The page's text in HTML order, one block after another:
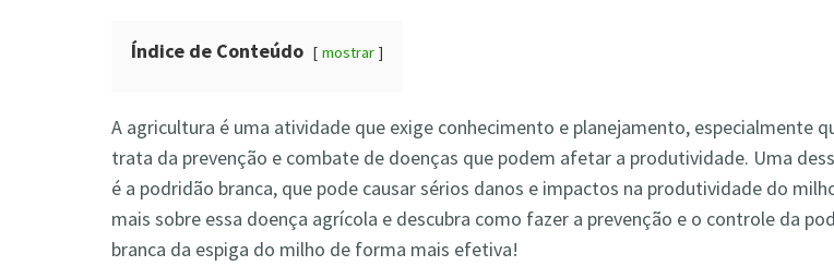
Índice de Conteúdo mostrar
A agricultura é uma atividade que exige conhecimento e planejamento, especialmente
trata da prevenção e combate de doenças que podem afetar a produtividade. Uma
é a podridão branca, que pode causar sérios danos e impactos na produtividade do
mais sobre essa doença agrícola e descubra como fazer a prevenção e o controle da
branca da espiga do milho de forma mais efetiva!